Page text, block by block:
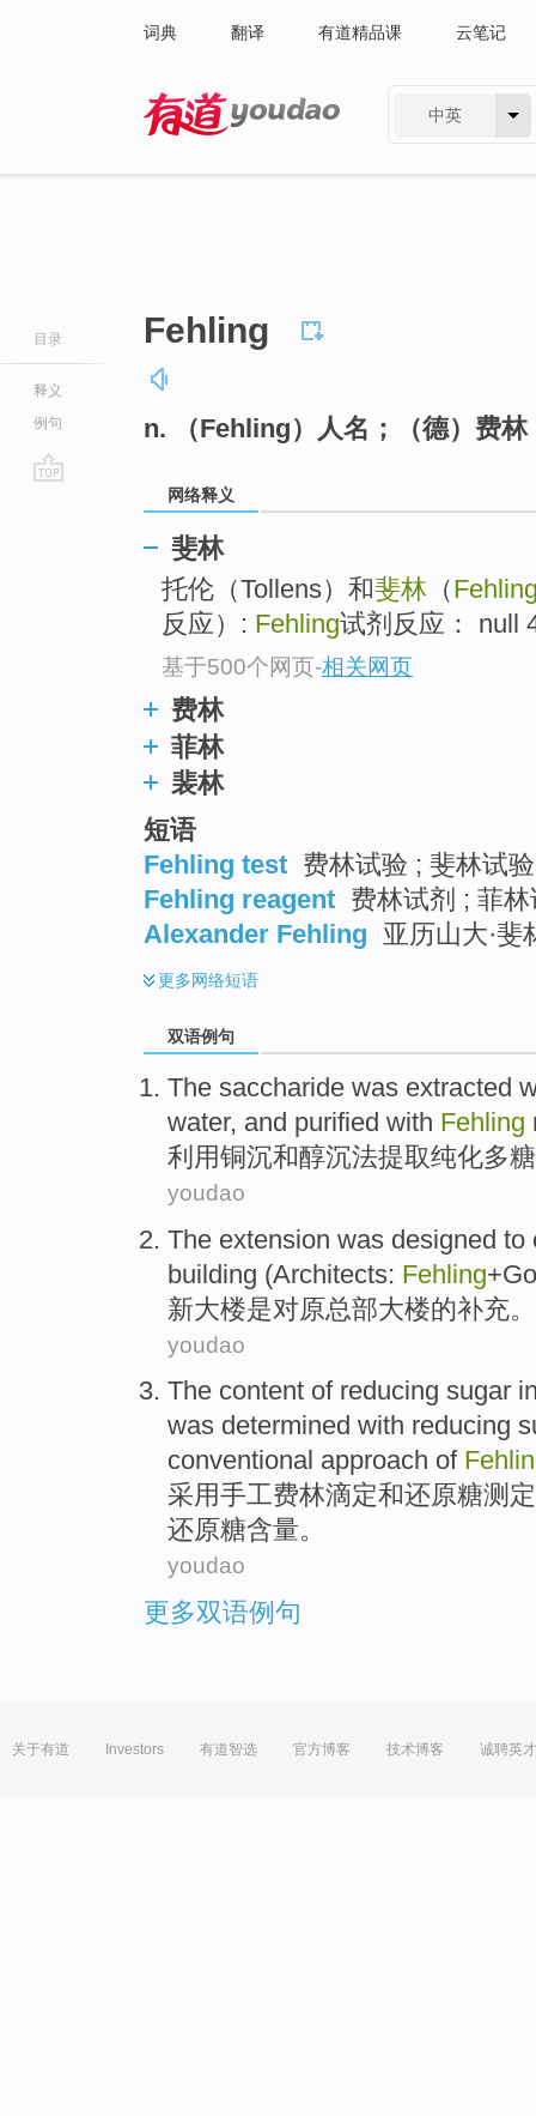
词典 翻译 有道精品课 云笔记
中英
目录
释义
例句
Fehling
n. （Fehling）人名；（德）费林
网络释义
斐林
托伦（Tollens）和斐林 （
反应）: Fehling试剂反应： null
基于500个网页-相关网页
费林
菲林
裴林
短语
Fehling test 费林试验 ; 斐林试
Fehling reagent 费林试剂 ; 菲
Alexander Fehling 亚历山大·斐
更多网络短语
双语例句
The saccharide was extracted
water, and purified with Fehling
利用铜沉和醇沉法提取纯化多
youdao
The extension was designed to
building (Architects: Fehling
新大楼是对原总部大楼的补充。
youdao
The content of reducing sugar
was determined with reducing
conventional approach of
采用手工费林滴定和还原糖测
还原糖含量。
youdao
更多双语例句
关于有道 Investors 有道智选 官方博客 技术博客 诚聘英才